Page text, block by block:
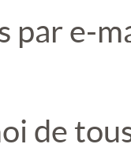
par e-
de